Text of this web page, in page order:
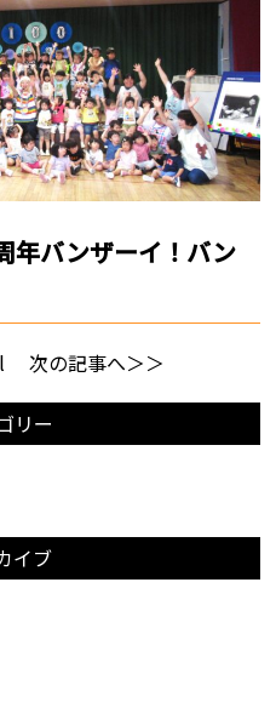
年バンザーイ！バン
次の記事へ＞＞
リー
イブ